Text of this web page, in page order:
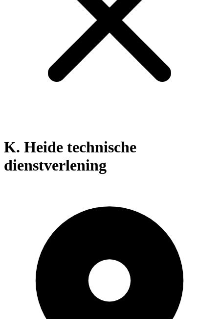
K. Heide technische
dienstverlening